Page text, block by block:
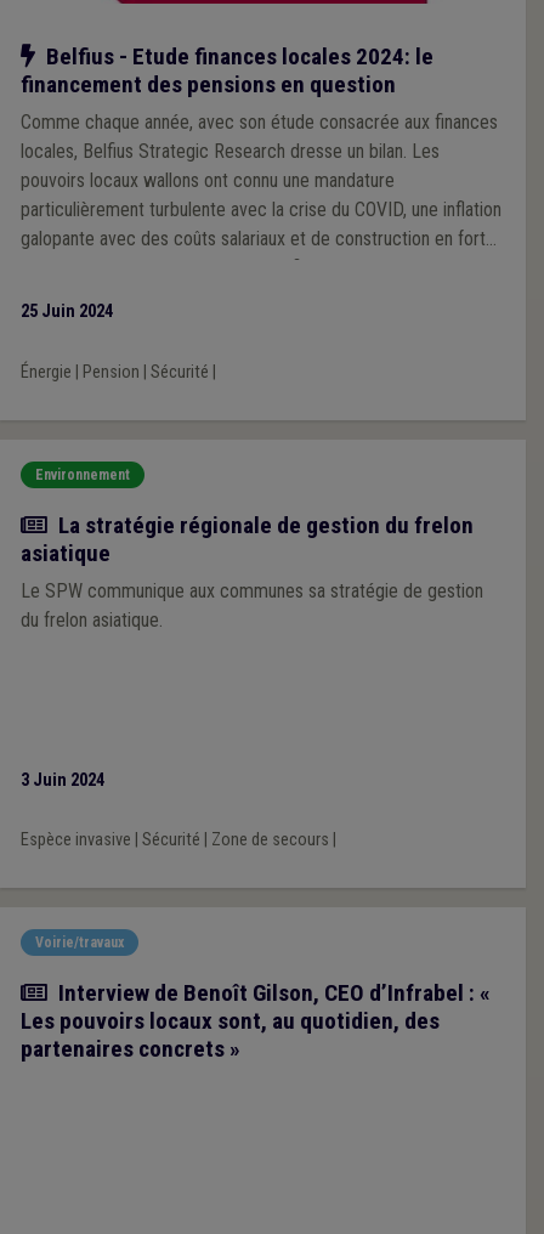
Notre action
Belfius - Etude finances locales 2024: le
financement des pensions en question
Comme chaque année, avec son étude consacrée aux finances
locales, Belfius Strategic Research dresse un bilan. Les
pouvoirs locaux wallons ont connu une mandature
particulièrement turbulente avec la crise du COVID, une inflation
galopante avec des coûts salariaux et de construction en forte
organisation et leurs priorités politiques aux nouvelles réalités
au cours de la mandature communale.
25 Juin 2024
Énergie Pension Sécurité
Environnement
Actualité
La stratégie régionale de gestion du frelon
asiatique
Le SPW communique aux communes sa stratégie de gestion
du frelon asiatique.
3 Juin 2024
Espèce invasive Sécurité Zone de secours
Voirie/travaux
Article
Interview de Benoît Gilson, CEO d’Infrabel : «
Les pouvoirs locaux sont, au quotidien, des
partenaires concrets »